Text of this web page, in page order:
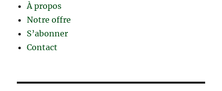
À propos
Notre offre
S’abonner
Contact